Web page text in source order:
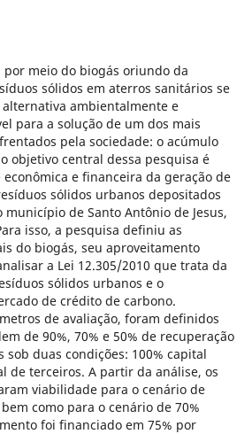
por meio do biogás oriundo da
sólidos em aterros sanitários se
ambientalmente e
para a solução de um dos mais
pela sociedade: o acúmulo
objetivo central dessa pesquisa é
e financeira da geração de
sólidos urbanos depositados
de Santo Antônio de Jesus,
isso, a pesquisa definiu as
do biogás, seu aproveitamento
a Lei 12.305/2010 que trata da
sólidos urbanos e o
de crédito de carbono.
de avaliação, foram definidos
de 90%, 70% e 50% de recuperação
duas condições: 100% capital
de terceiros. A partir da análise, os
viabilidade para o cenário de
como para o cenário de 70%
foi financiado em 75% por